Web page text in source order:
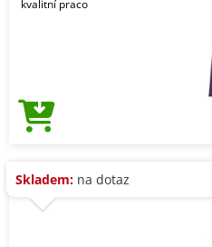
kvalitní praco
Skladem: na dotaz